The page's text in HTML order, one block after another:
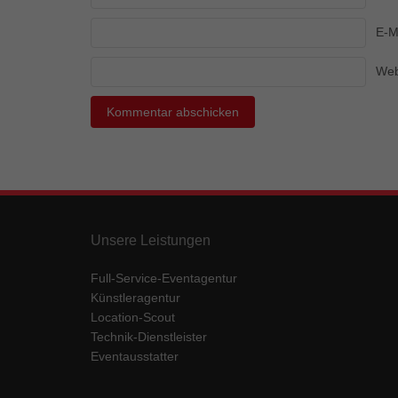
E-
Unsere Leistungen
Full-Service-Eventagentur
Künstleragentur
Location-Scout
Technik-Dienstleister
Eventausstatter